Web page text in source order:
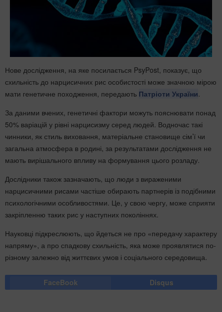
Нове дослідження, на яке посилається PsyPost, показує, що
схильність до нарцисичних рис особистості може значною мірою
мати генетичне походження, передають Патріоти України
За даними вчених, генетичні фактори можуть пояснювати понад
50% варіацій у рівні нарцисизму серед людей. Водночас такі
чинники, як стиль виховання, матеріальне становище сім’ї чи
загальна атмосфера в родині, за результатами дослідження не
мають вирішального впливу на формування цього розладу.
Дослідники також зазначають, що люди з вираженими
нарцисичними рисами частіше обирають партнерів із подібними
психологічними особливостями. Це, у свою чергу, може сприяти
закріпленню таких рис у наступних поколіннях.
Науковці підкреслюють, що йдеться не про «передачу характеру
напряму», а про спадкову схильність, яка може проявлятися по-
різному залежно від життєвих умов і соціального середовища.
FaceBook Disqus